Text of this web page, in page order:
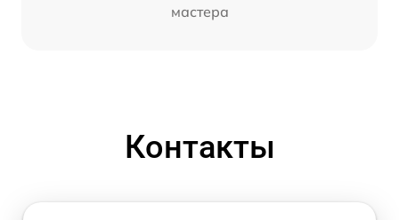
мастера
Контакты